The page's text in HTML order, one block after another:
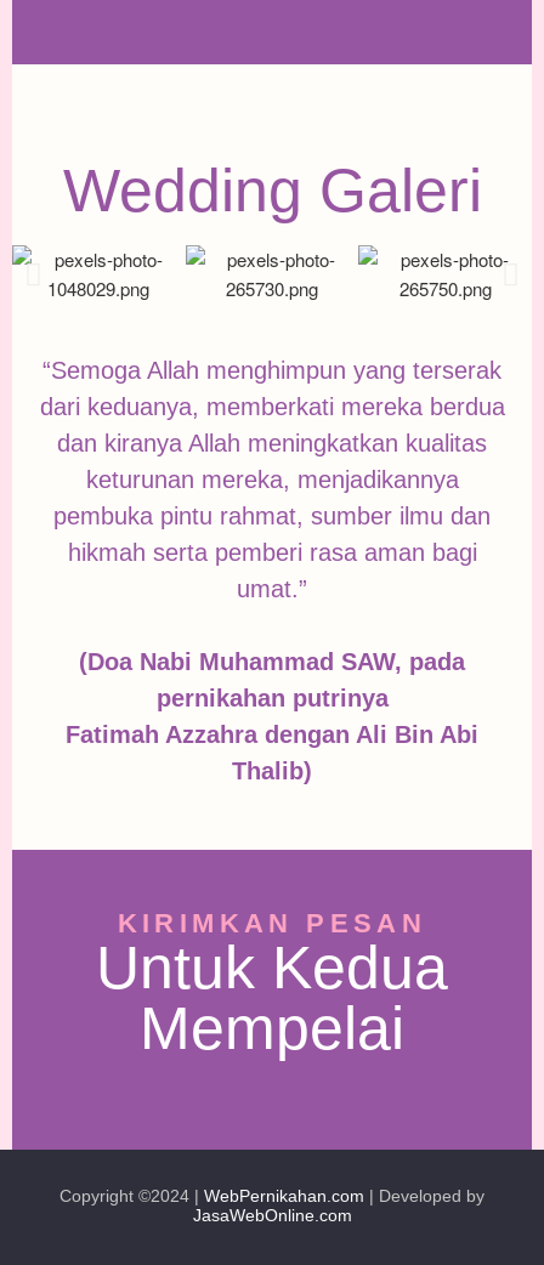
Wedding Galeri
“Semoga Allah menghimpun yang terserak
dari keduanya, memberkati mereka berdua
dan kiranya Allah meningkatkan kualitas
keturunan mereka, menjadikannya
pembuka pintu rahmat, sumber ilmu dan
hikmah serta pemberi rasa aman bagi
umat.”
(Doa Nabi Muhammad SAW, pada
pernikahan putrinya
Fatimah Azzahra dengan Ali Bin Abi
Thalib)
KIRIMKAN PESAN
Untuk Kedua
Mempelai
Copyright ©2024 | WebPernikahan.com | Developed by
JasaWebOnline.com